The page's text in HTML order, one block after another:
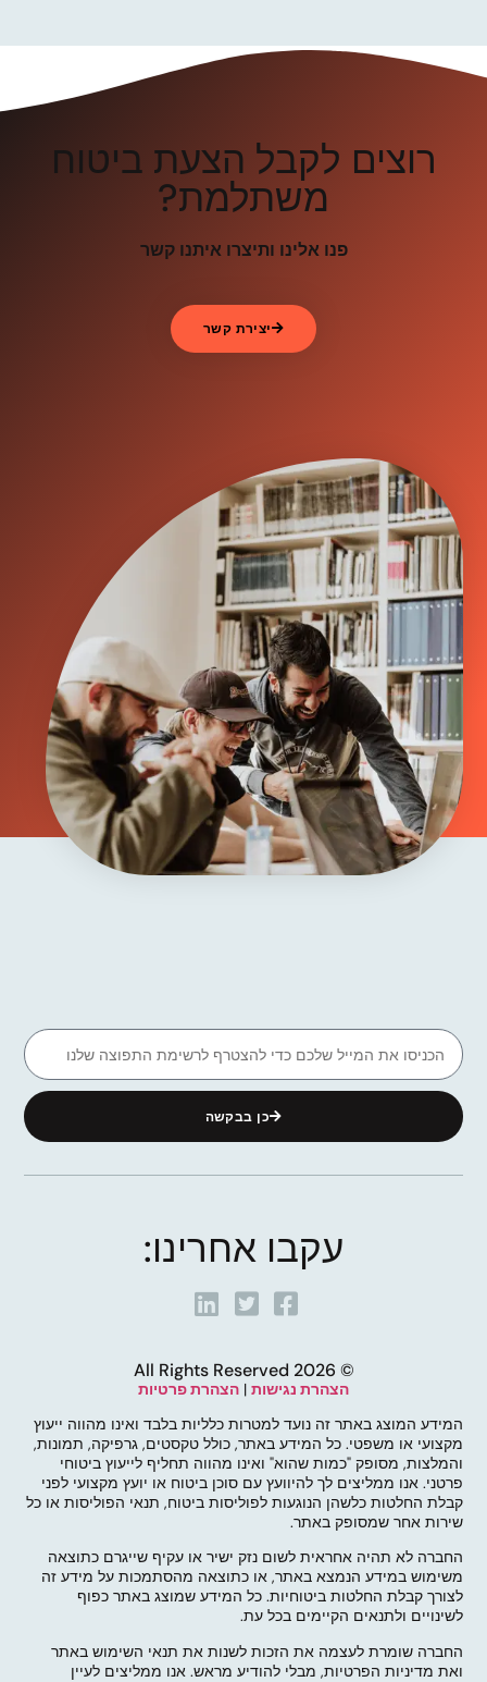
רוצים לקבל הצעת ביטוח
משתלמת?
פנו אלינו ותיצרו איתנו קשר
יצירת קשר
כן בבקשה
עקבו אחרינו:
© 2026 All Rights Reserved
הצהרת נגישות | הצהרת פרטיות
המידע המוצג באתר זה נועד למטרות כלליות בלבד ואינו מהווה ייעוץ
מקצועי או משפטי. כל המידע באתר, כולל טקסטים, גרפיקה, תמונות,
והמלצות, מסופק "כמות שהוא" ואינו מהווה תחליף לייעוץ ביטוחי
פרטני. אנו ממליצים לך להיוועץ עם סוכן ביטוח או יועץ מקצועי לפני
קבלת החלטות כלשהן הנוגעות לפוליסות ביטוח, תנאי הפוליסות או כל
שירות אחר שמסופק באתר.
החברה לא תהיה אחראית לשום נזק ישיר או עקיף שייגרם כתוצאה
משימוש במידע הנמצא באתר, או כתוצאה מהסתמכות על מידע זה
לצורך קבלת החלטות ביטוחיות. כל המידע שמוצג באתר כפוף
לשינויים ולתנאים הקיימים בכל עת.
החברה שומרת לעצמה את הזכות לשנות את תנאי השימוש באתר
ואת מדיניות הפרטיות, מבלי להודיע מראש. אנו ממליצים לעיין